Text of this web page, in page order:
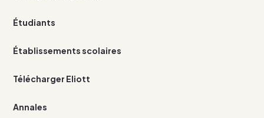
Étudiants
Établissements scolaires
Télécharger Eliott
Annales